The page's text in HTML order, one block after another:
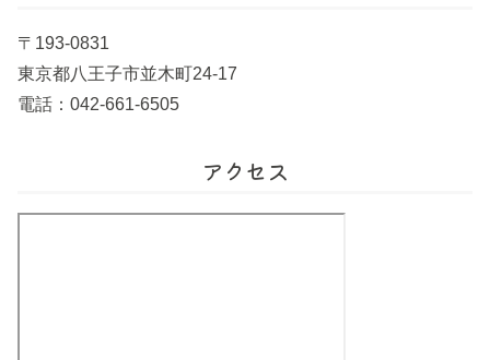
〒193-0831
東京都八王子市並木町24-17
電話：042-661-6505
アクセス